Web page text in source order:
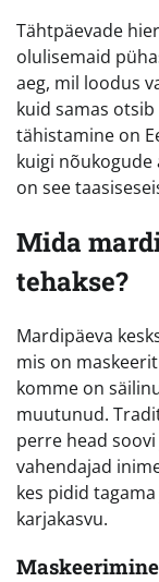
Tähtpäevade
olulisemaid
aeg, mil loodus
kuid samas
tähistamine on
kuigi nõukogude
on see
Mida
tehakse?
Mardipäeva
mis on
komme on
muutunud.
perre head
vahendajad
kes pidid
karjakasvu.